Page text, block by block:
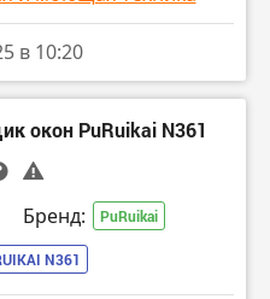
в 10:20
окон PuRuikai N361
Бренд: PuRuikai
N361